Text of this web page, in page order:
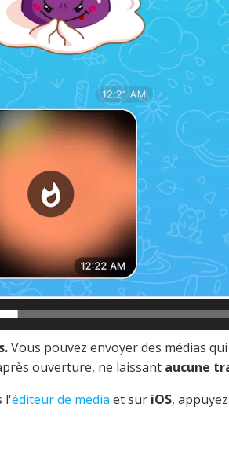
Vous pouvez envoyer des médias
ouverture, ne laissant aucune
l'éditeur de média et sur iOS,